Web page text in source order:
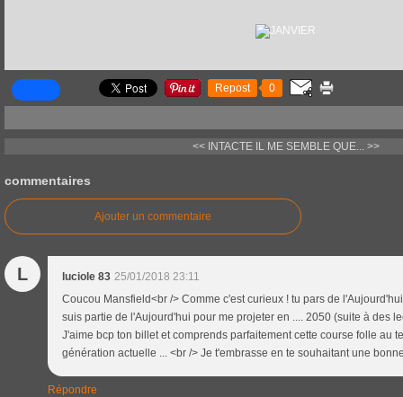
Repost 0
<< INTACTE IL ME SEMBLE QUE... >>
commentaires
Ajouter un commentaire
L luciole 83 25/01/2018 23:11
Coucou Mansfield<br /> Comme c'est curieux ! tu pars de
suis partie de l'Aujourd'hui pour me projeter en .... 2050 (suite à des
J'aime bcp ton billet et comprends parfaitement cette course folle au
génération actuelle ... <br /> Je t'embrasse en te souhaitant une
Répondre